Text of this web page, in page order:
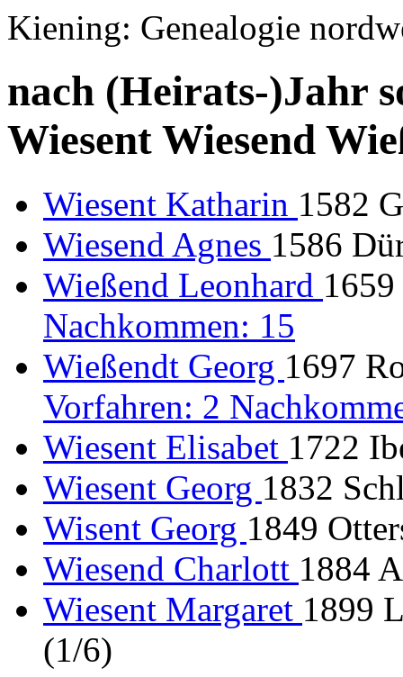
Kiening: Genealogie
nach (Heirats-)Jahr
Wiesent Wiesend
Wiesent Katharin 1582
Wiesend Agnes 1586
Wießend Leonhard
Nachkommen: 15
Wießendt Georg 1697
Vorfahren: 2
Wiesent Elisabet 1722
Wiesent Georg 1832
Wisent Georg 1849
Wiesend Charlott 1884
Wiesent Margaret 1899
(1/6)